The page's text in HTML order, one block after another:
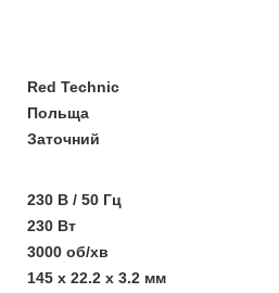
Red Technic
Польща
Заточний
230 В / 50 Гц
230 Вт
3000 об/хв
145 x 22.2 x 3.2 мм